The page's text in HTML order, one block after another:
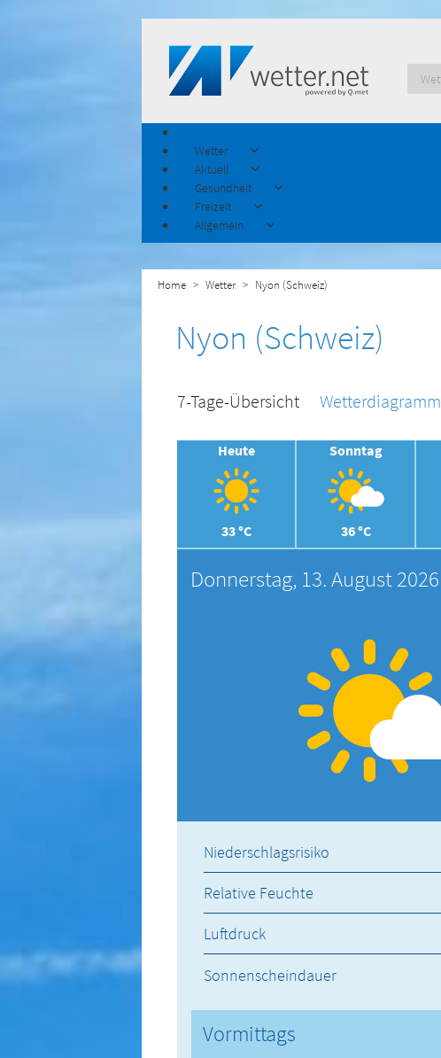
Wetter
Aktuell
Gesundheit
Freizeit
Allgemein
Home Wetter Nyon (Schweiz)
Nyon (Schweiz)
7-Tage-Übersicht Wetterdiagramm
Heute
33 °C
Sonntag
36 °C
Donnerstag, 13. August 2026
Niederschlagsrisiko
Relative Feuchte
Luftdruck
Sonnenscheindauer
Vormittags